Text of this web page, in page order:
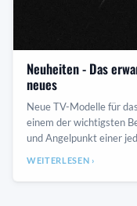
Neuheiten - Das
neues
Neue TV-Modelle für
einem der wichtigsten
und Angelpunkt einer
WEITERLESEN ›